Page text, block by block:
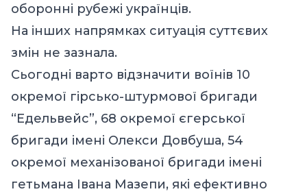
оборонні рубежі українців.
На інших напрямках ситуація суттєвих
змін не зазнала.
Сьогодні варто відзначити воїнів 10
окремої гірсько-штурмової бригади
“Едельвейс”, 68 окремої єгерської
бригади імені Олекси Довбуша, 54
окремої механізованої бригади імені
гетьмана Івана Мазепи, які ефективно